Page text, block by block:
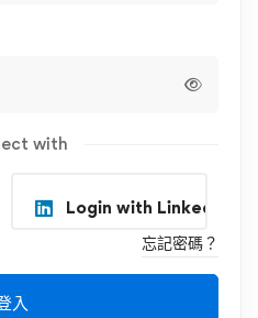
with
Login with Linkedin
忘記密碼？
入